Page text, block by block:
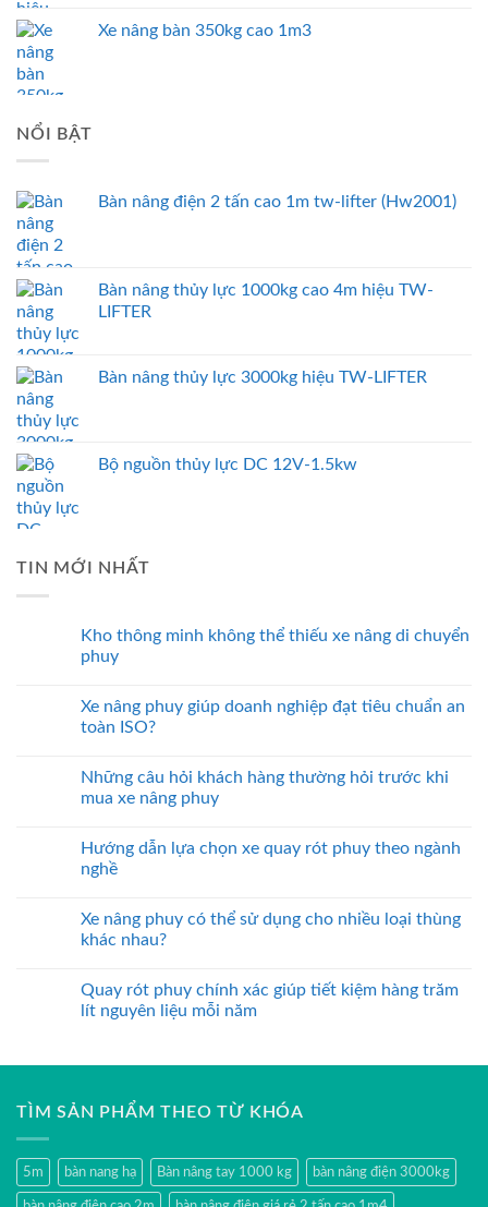
Xe nâng bàn 350kg cao 1m3
NỔI BẬT
Bàn nâng điện 2 tấn cao 1m tw-lifter (Hw2001)
Bàn nâng thủy lực 1000kg cao 4m hiệu TW-
LIFTER
Bàn nâng thủy lực 3000kg hiệu TW-LIFTER
Bộ nguồn thủy lực DC 12V-1.5kw
TIN MỚI NHẤT
Kho thông minh không thể thiếu xe nâng di chuyển
phuy
Xe nâng phuy giúp doanh nghiệp đạt tiêu chuẩn an
toàn ISO?
Những câu hỏi khách hàng thường hỏi trước khi
mua xe nâng phuy
Hướng dẫn lựa chọn xe quay rót phuy theo ngành
nghề
Xe nâng phuy có thể sử dụng cho nhiều loại thùng
khác nhau?
Quay rót phuy chính xác giúp tiết kiệm hàng trăm
lít nguyên liệu mỗi năm
TÌM SẢN PHẨM THEO TỪ KHÓA
5m bàn nang hạ Bàn nâng tay 1000 kg bàn nâng điện 3000kg